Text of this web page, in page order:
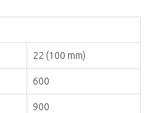
22 (100 mm)
600
900